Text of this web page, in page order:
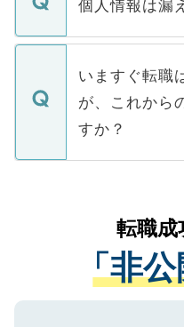
■応募殺到を避
関を公にしてし
に、医療機関が
みを人材紹介会
ています。
定を承諾する必
の辞退の連絡は
個人情報は漏
個人情報が漏え
で、ご安心くだ
などで収集した
ご本人のキャリ
支援を目的に使
ているすべての
は、個人情報の
管理基準を満た
る、プライバシ
いますぐ転職
が、これから
すか？
かがいして、現
経験をまじえな
させていただき
ない方には、長
ので、まずはご
転職成
「非